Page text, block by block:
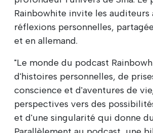
Rainbowhite invite les auditeurs
réflexions personnelles,
et en allemand.
"Le monde du podcast
d'histoires personnelles, de
conscience et d'aventures de
perspectives vers des
et d'une singularité qui donne